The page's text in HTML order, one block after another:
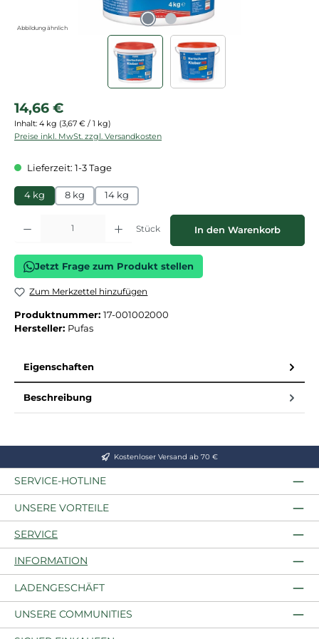
Abbildung ähnlich
Regulärer Preis:
14,66 €
Inhalt: 4 kg (3,67 € / 1 kg)
Preise inkl. MwSt. zzgl. Versandkosten
Lieferzeit: 1-3 Tage
4 kg 8 kg 14 kg
Produkt Anzahl: Gib den gewünschten Wert ein oder benutze die
Stück In den Warenkorb
Jetzt Frage zum Produkt stellen
Zum Merkzettel hinzufügen
Produktnummer: 17-001002000
Hersteller: Pufas
Eigenschaften
Beschreibung
Kostenloser Versand ab 70 €
SERVICE-HOTLINE
UNSERE VORTEILE
SERVICE
INFORMATION
LADENGESCHÄFT
UNSERE COMMUNITIES